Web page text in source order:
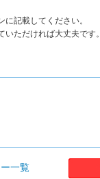
記載してください。
ただければ大丈夫です。
一覧